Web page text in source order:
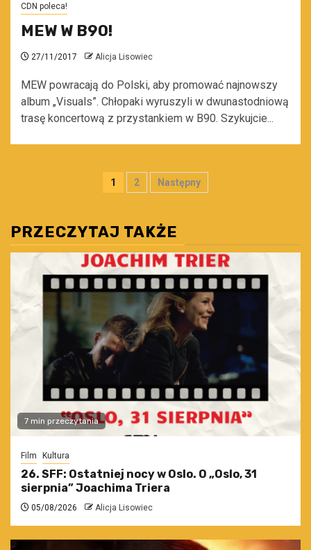
CDN poleca!
MEW W B90!
27/11/2017 Alicja Lisowiec
MEW powracają do Polski, aby promować najnowszy
album „Visuals”. Chłopaki wyruszyli w dwunastodniową
trasę koncertową z przystankiem w B90. Szykujcie...
Stronicowanie
1 2 Następny
PRZECZYTAJ TAKŻE
7 min przeczytania
Film Kultura
26. SFF: Ostatniej nocy w Oslo. O „Oslo, 31
sierpnia” Joachima Triera
05/08/2026 Alicja Lisowiec